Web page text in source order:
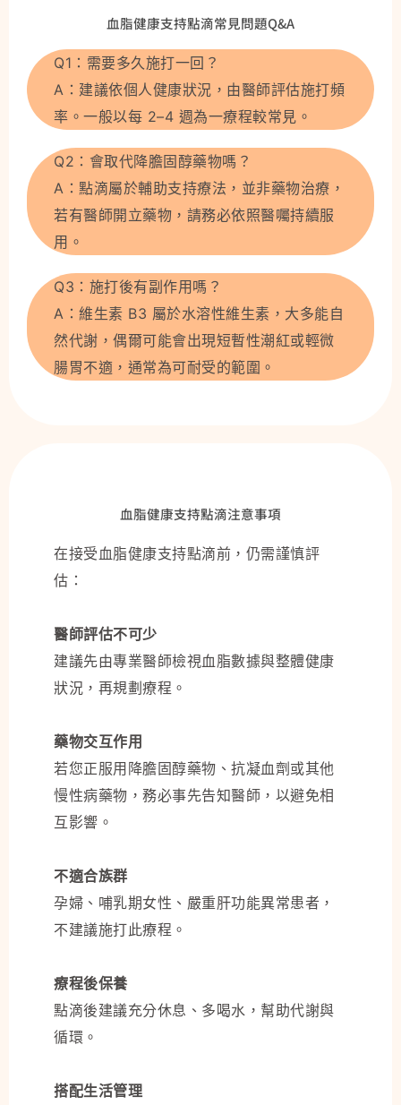
血脂健康支持點滴常見問題Q&A
Q1：需要多久施打一回？
A：建議依個人健康狀況，由醫師評估施打頻
率。一般以每 2–4 週為一療程較常見。
Q2：會取代降膽固醇藥物嗎？
A：點滴屬於輔助支持療法，並非藥物治療，
若有醫師開立藥物，請務必依照醫囑持續服
用。
Q3：施打後有副作用嗎？
A：維生素 B3 屬於水溶性維生素，大多能自
然代謝，偶爾可能會出現短暫性潮紅或輕微
腸胃不適，通常為可耐受的範圍。
血脂健康支持點滴注意事項
在接受血脂健康支持點滴前，仍需謹慎評
估：
醫師評估不可少
建議先由專業醫師檢視血脂數據與整體健康
狀況，再規劃療程。
藥物交互作用
若您正服用降膽固醇藥物、抗凝血劑或其他
慢性病藥物，務必事先告知醫師，以避免相
互影響。
不適合族群
孕婦、哺乳期女性、嚴重肝功能異常患者，
不建議施打此療程。
療程後保養
點滴後建議充分休息、多喝水，幫助代謝與
循環。
搭配生活管理